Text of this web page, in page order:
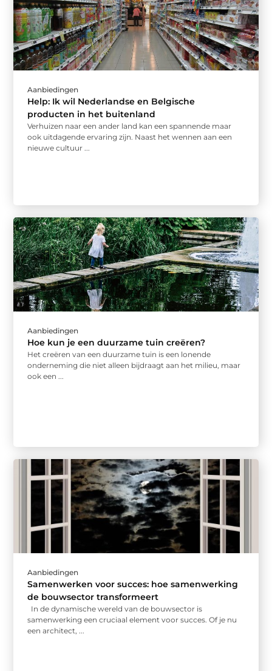
Aanbiedingen
Help: Ik wil Nederlandse en Belgische
producten in het buitenland
Verhuizen naar een ander land kan een spannende maar
ook uitdagende ervaring zijn. Naast het wennen aan een
nieuwe cultuur ...
Aanbiedingen
Hoe kun je een duurzame tuin creëren?
Het creëren van een duurzame tuin is een lonende
onderneming die niet alleen bijdraagt aan het milieu, maar
ook een ...
Aanbiedingen
Samenwerken voor succes: hoe samenwerking
de bouwsector transformeert
In de dynamische wereld van de bouwsector is
samenwerking een cruciaal element voor succes. Of je nu
een architect, ...